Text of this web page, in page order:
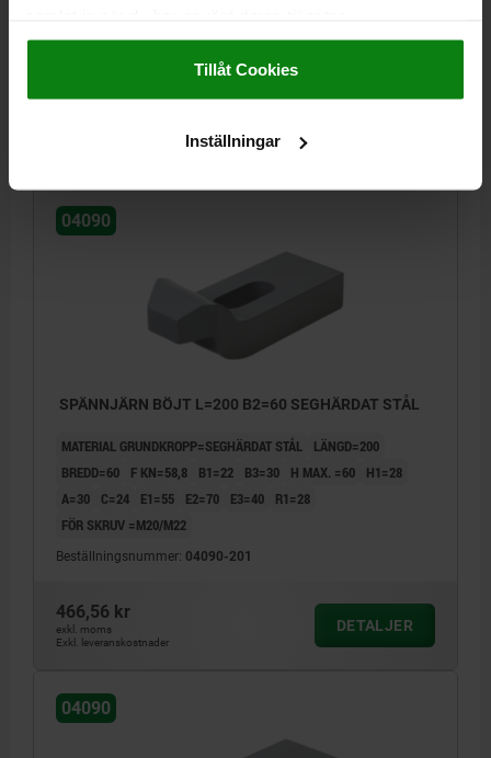
Impressum|Dataskydd|AGB
Tillåt Cookies
Inställningar
FÖR SKRUV =M20/M22
04090-20
04090
SPÄNNJÄRN BÖJT L=200 B2=60 SEGHÄRDAT STÅL
MATERIAL GRUNDKROPP=SEGHÄRDAT STÅL
LÄNGD=200
BREDD=60
F KN=58,8 B1=22 B3=30 H MAX. =60
H1=28
A=30
C=24 E1=55 E2=70 E3=40
R1=28
FÖR SKRUV =M20/M22
Beställningsnummer: 04090-201
466,56 kr
exkl. moms
Exkl. leveranskostnader
DETALJER
04090